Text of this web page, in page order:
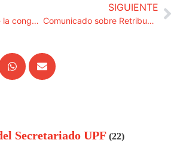
Comunicado sobre la congelacion del complemento de destino
SIGUIENTE
Comunicado sobre Retribuciones: estado de la cuestión
Secretariado UPF (22)